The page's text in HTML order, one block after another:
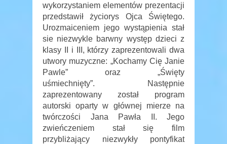
wykorzystaniem elementów prezentacji
przedstawił życiorys Ojca Świętego.
Urozmaiceniem jego wystąpienia stał
sie niezwykle barwny występ dzieci z
klasy II i III, którzy zaprezentowali dwa
utwory muzyczne: „Kochamy Cię Janie
Pawle” oraz „Święty
uśmiechnięty”. Następnie
zaprezentowany został program
autorski oparty w głównej mierze na
twórczości Jana Pawła II. Jego
zwieńczeniem stał się film
przybliżający niezwykły pontyfikat